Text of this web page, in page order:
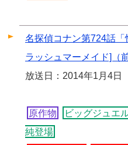
名探偵コナン第724話
ラッシュマーメイド]（
放送日：2014年1月4日
原作物 ビッグジュエ
純登場